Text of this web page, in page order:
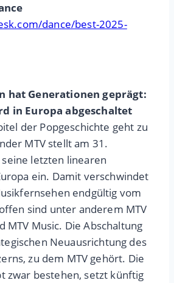
dance/best-2025-
hat Generationen geprägt:
in Europa abgeschaltet
der Popgeschichte geht zu
MTV stellt am 31.
letzten linearen
ein. Damit verschwindet
endgültig vom
sind unter anderem MTV
MTV Music. Die Abschaltung
Neuausrichtung des
zu dem MTV gehört. Die
zwar bestehen, setzt künftig